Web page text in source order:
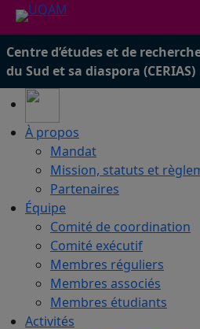
Centre d’études et de
du Sud et sa diaspora (CERIAS)
À propos
Mandat
Mission, statuts et
Partenaires
Équipe
Comité de coordination
Comité exécutif
Membres réguliers
Membres associés
Membres étudiants
Activités